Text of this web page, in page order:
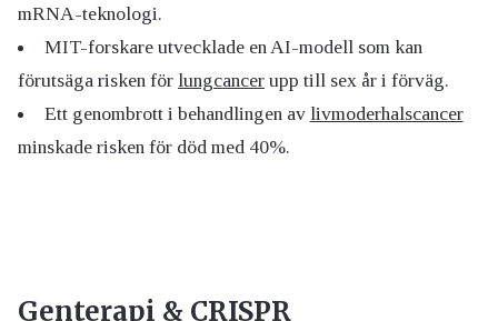
mRNA-teknologi.
MIT-forskare utvecklade en AI-modell som kan
förutsäga risken för lungcancer upp till sex år i förväg.
Ett genombrott i behandlingen av livmoderhalscancer
minskade risken för död med 40%.
Genterapi & CRISPR